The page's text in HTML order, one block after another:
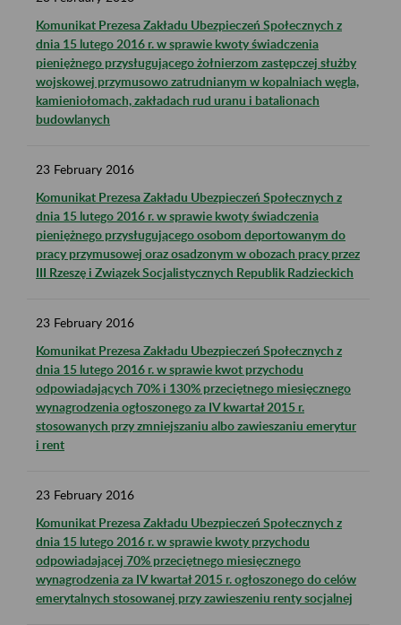
Komunikat Prezesa Zakładu Ubezpieczeń Społecznych z
dnia 15 lutego 2016 r. w sprawie kwoty świadczenia
pieniężnego przysługującego żołnierzom zastępczej służby
wojskowej przymusowo zatrudnianym w kopalniach węgla,
kamieniołomach, zakładach rud uranu i batalionach
budowlanych
23 February 2016
Komunikat Prezesa Zakładu Ubezpieczeń Społecznych z
dnia 15 lutego 2016 r. w sprawie kwoty świadczenia
pieniężnego przysługującego osobom deportowanym do
pracy przymusowej oraz osadzonym w obozach pracy przez
III Rzeszę i Związek Socjalistycznych Republik Radzieckich
23 February 2016
Komunikat Prezesa Zakładu Ubezpieczeń Społecznych z
dnia 15 lutego 2016 r. w sprawie kwot przychodu
odpowiadających 70% i 130% przeciętnego miesięcznego
wynagrodzenia ogłoszonego za IV kwartał 2015 r.
stosowanych przy zmniejszaniu albo zawieszaniu emerytur
i rent
23 February 2016
Komunikat Prezesa Zakładu Ubezpieczeń Społecznych z
dnia 15 lutego 2016 r. w sprawie kwoty przychodu
odpowiadającej 70% przeciętnego miesięcznego
wynagrodzenia za IV kwartał 2015 r. ogłoszonego do celów
emerytalnych stosowanej przy zawieszeniu renty socjalnej